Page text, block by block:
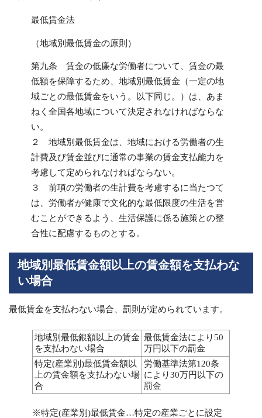
最低賃金法
（地域別最低賃金の原則）
第九条 賃金の低廉な労働者について、賃金の最
低額を保障するため、地域別最低賃金（一定の地
域ごとの最低賃金をいう。以下同じ。）は、あま
ねく全国各地域について決定されなければならな
い。
２ 地域別最低賃金は、地域における労働者の生
計費及び賃金並びに通常の事業の賃金支払能力を
考慮して定められなければならない。
３ 前項の労働者の生計費を考慮するに当たつて
は、労働者が健康で文化的な最低限度の生活を営
むことができるよう、生活保護に係る施策との整
合性に配慮するものとする。
地域別最低賃金額以上の賃金額を支払わな
い場合
最低賃金を支払わない場合、罰則が定められています。
地域別最低銀額以上の賃金
を支払わない場合
最低賃金法により50
万円以下の罰金
特定(産業別)最低賃金額以
上の賃金額を支払わない場
合
労働基準法第120条
により30万円以下の
罰金
※特定(産業別)最低賃金…特定の産業ごとに設定